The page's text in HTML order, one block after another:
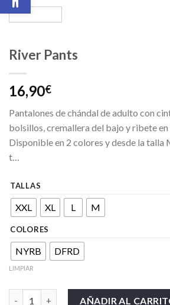
River Pants
16,90€
Pantalones de chándal de adulto con
bolsillos, cremallera del bajo y ribete
Disponible en 2 colores y desde la talla
t…
TALLAS
XXL XL L M
COLORES
NYRB DFRD
LIMPIAR
River Pants cantidadAÑADIR AL